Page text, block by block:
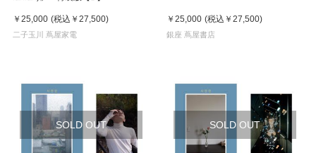
￥25,000 (税込 ￥27,500)
二子玉川 蔦屋家電
￥25,000 (税込 ￥27,500)
銀座 蔦屋書店
SOLD OUT SOLD OUT